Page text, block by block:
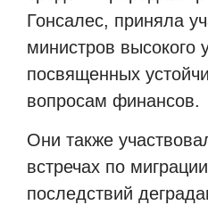
Гонсалес, приняла
министров высокого
посвященных
вопросам финансов.
Они также
встречах по
последствий